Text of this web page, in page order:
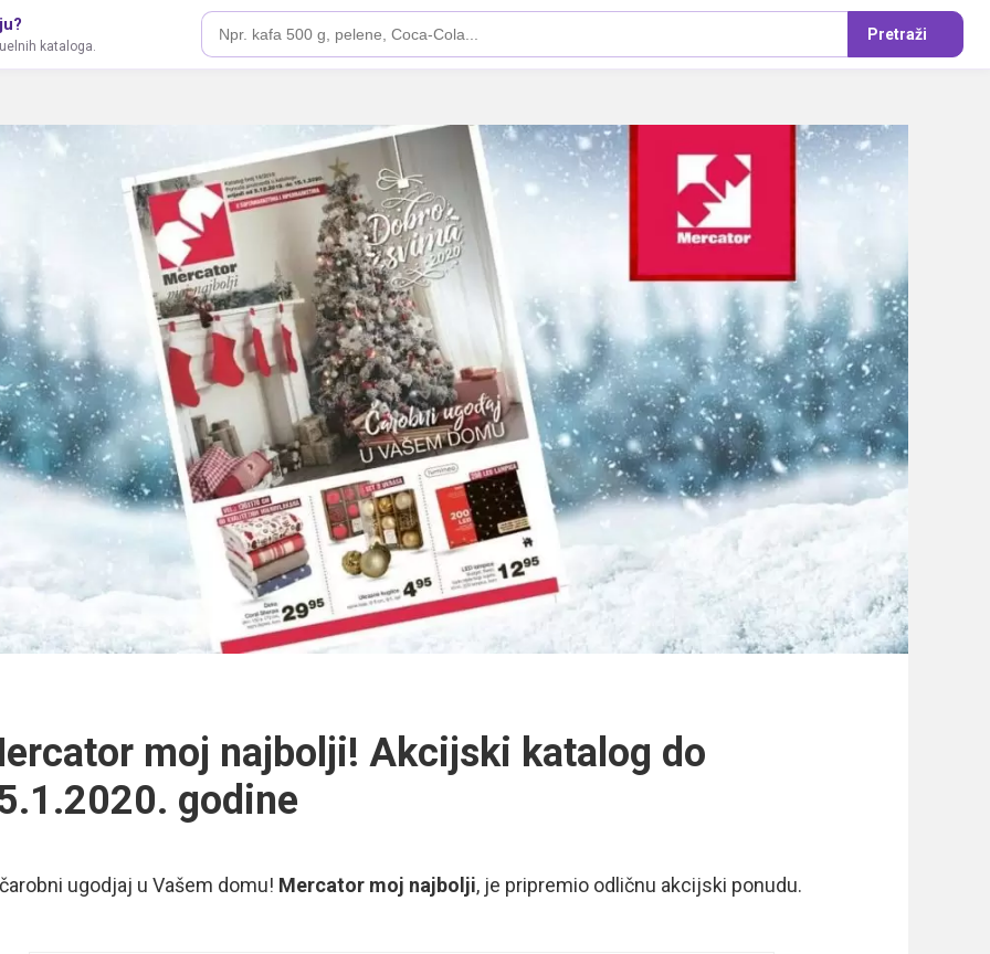
kataloga.
Pretraži
moj najbolji! Akcijski katalog do
godine
ugodjaj u Vašem domu! Mercator moj najbolji, je pripremio odličnu akcijski ponudu.